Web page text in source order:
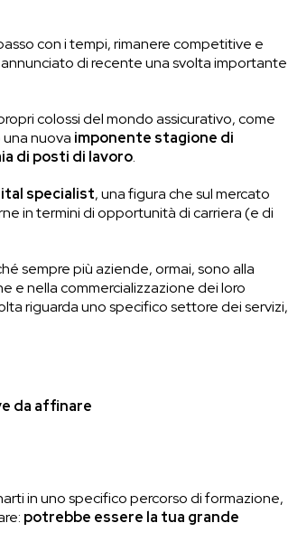
con i tempi, rimanere competitive e
di recente una svolta importante
colossi del mondo assicurativo, come
nuova imponente stagione di
di posti di lavoro.
specialist, una figura che sul mercato
in termini di opportunità di carriera (e di
sempre più aziende, ormai, sono alla
e nella commercializzazione dei loro
riguarda uno specifico settore dei servizi,
da affinare
in uno specifico percorso di formazione,
potrebbe essere la tua grande